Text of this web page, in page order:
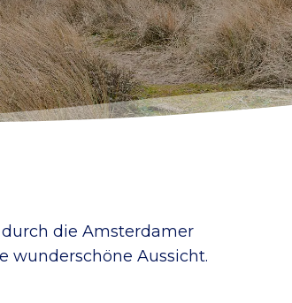
die Amsterdamer
wunderschöne Aussicht.